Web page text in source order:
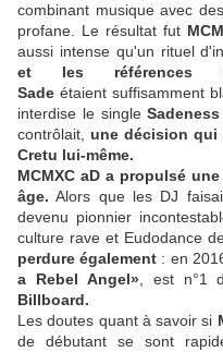
combinant musique avec
profane. Le résultat fut
aussi intense qu'un rituel
et les références
Sade étaient suffisamment
interdise le singleSadeness
contrôlait,une décision qui
Cretu lui-même.
MCMXC aD a propulsé
âge. Alors que les DJ
devenu pionnier
culture rave et Eudodance
perdure également : en
a Rebel Angel», est n°1
Billboard.
Les doutes quant à savoir si
de débutant se sont